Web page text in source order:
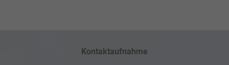
Kontaktaufnahme